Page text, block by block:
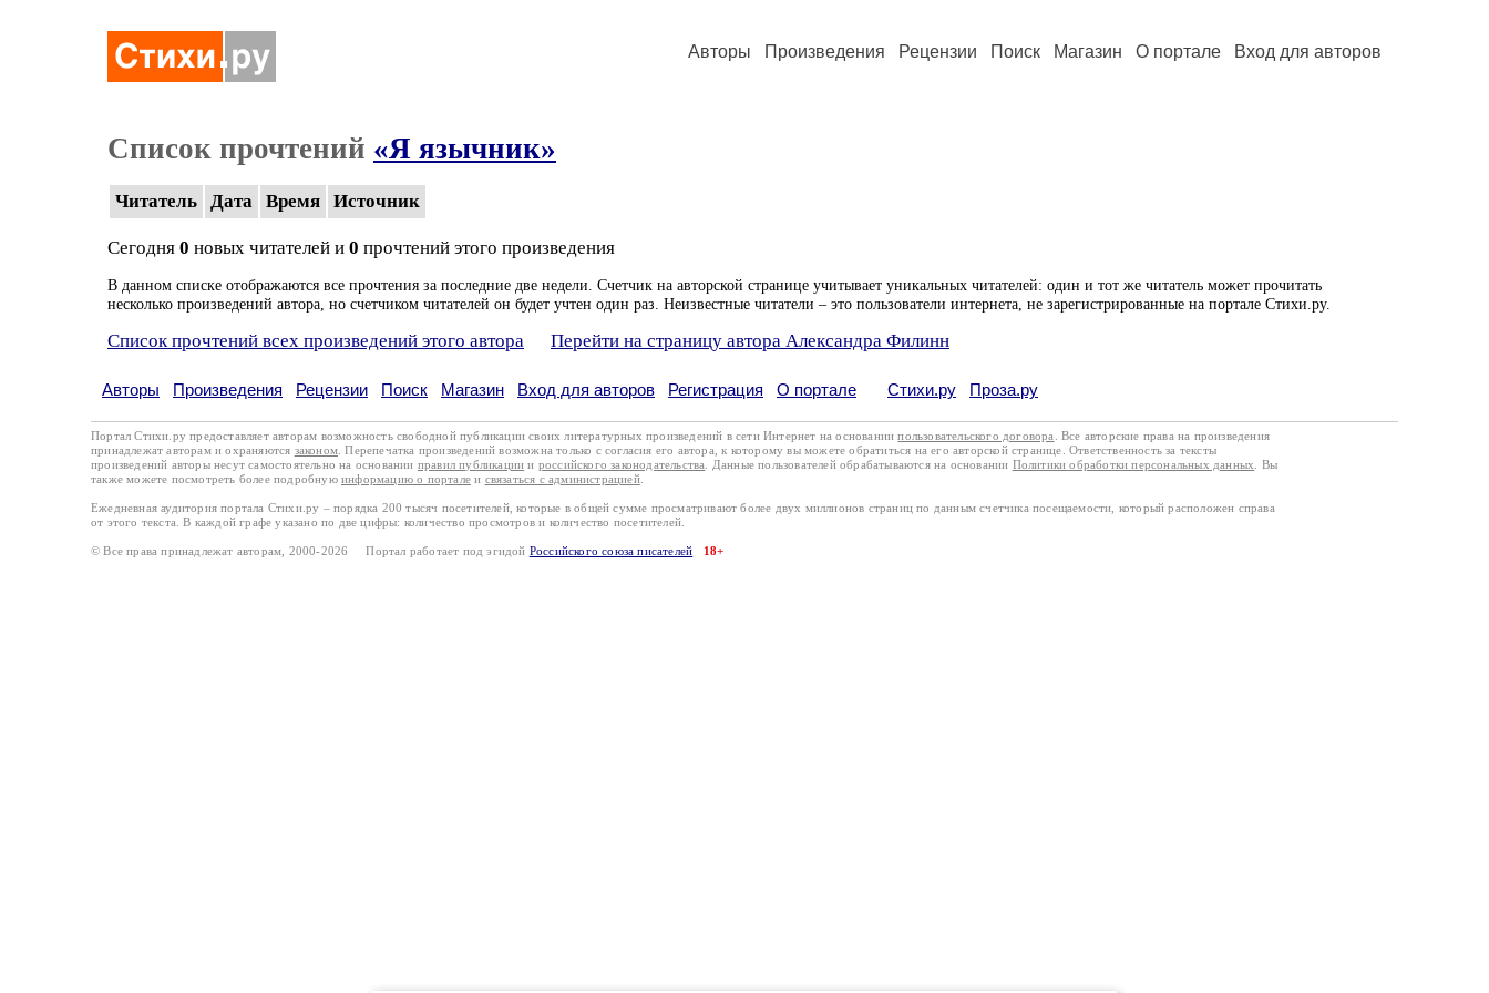
Авторы Произведения Рецензии Поиск Магазин О портале Вход для авторов
Список прочтений «Я язычник»
Читатель Дата Время Источник
Сегодня 0 новых читателей и 0 прочтений этого произведения
В данном списке отображаются все прочтения за последние две недели. Счетчик на авторской странице учитывает уникальных читателей: один и тот же читатель может прочитать
несколько произведений автора, но счетчиком читателей он будет учтен один раз. Неизвестные читатели – это пользователи интернета, не зарегистрированные на портале Стихи.ру.
Список прочтений всех произведений этого автора Перейти на страницу автора Александра Филинн
Авторы Произведения Рецензии Поиск Магазин Вход для авторов Регистрация О портале Стихи.ру Проза.ру
Портал Стихи.ру предоставляет авторам возможность свободной публикации своих литературных произведений в сети Интернет на основаниипользовательского договора
. Все авторские права на произведения
принадлежат авторам и охраняются законом . Перепечатка произведений возможна только с согласия его автора, к которому вы можете обратиться на его авторской странице. Ответственность за тексты
произведений авторы несут самостоятельно на основании правил публикации и российского законодательства . Данные пользователей обрабатываются на основании Политики обработки персональных данных
. Вы
также можете посмотреть более подробную информацию о портале и связаться с администрацией.
Ежедневная аудитория портала Стихи.ру – порядка 200 тысяч посетителей, которые в общей сумме просматривают более двух миллионов страниц по данным счетчика посещаемости, который расположен справа
от этого текста. В каждой графе указано по две цифры: количество просмотров и количество посетителей.
© Все права принадлежат авторам, 2000-2026 Портал работает под эгидой Российского союза писателей 18+